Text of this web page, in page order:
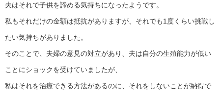
夫はそれで子供を諦める気持ちになったようです。
私もそれだけの金額は抵抗がありますが、それでも1度くらい挑戦し
たい気持ちがありました。
そのことで、夫婦の意見の対立があり、夫は自分の生殖能力が低い
ことにショックを受けていましたが、
私はそれを治療できる方法があるのに、それをしないことが納得で